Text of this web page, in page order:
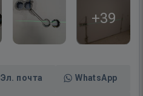
+39
Эл. почта WhatsApp